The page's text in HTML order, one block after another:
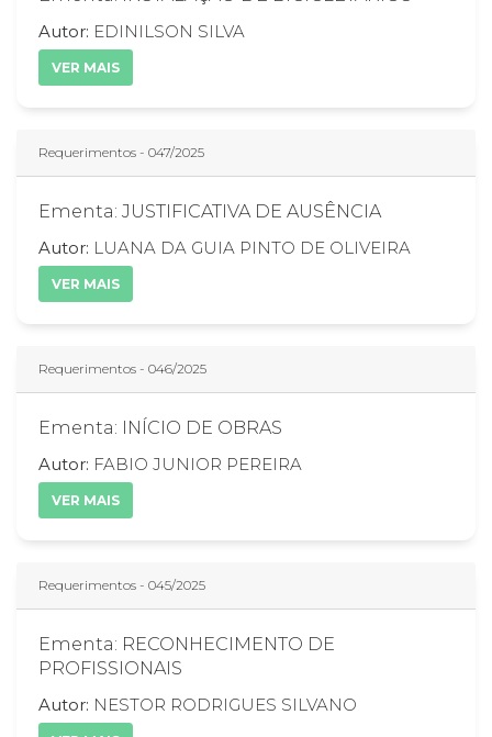
Autor: EDINILSON SILVA
VER MAIS
Requerimentos - 047/2025
Ementa: JUSTIFICATIVA DE AUSÊNCIA
Autor: LUANA DA GUIA PINTO DE OLIVEIRA
VER MAIS
Requerimentos - 046/2025
Ementa: INÍCIO DE OBRAS
Autor: FABIO JUNIOR PEREIRA
VER MAIS
Requerimentos - 045/2025
Ementa: RECONHECIMENTO DE
PROFISSIONAIS
Autor: NESTOR RODRIGUES SILVANO